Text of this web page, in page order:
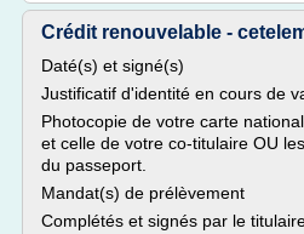
Crédit renouvelable -
Daté(s) et signé(s)
Justificatif d'identité en cours de
Photocopie de votre carte
et celle de votre co-titulaire OU
du passeport.
Mandat(s) de prélèvement
Complétés et signés par le